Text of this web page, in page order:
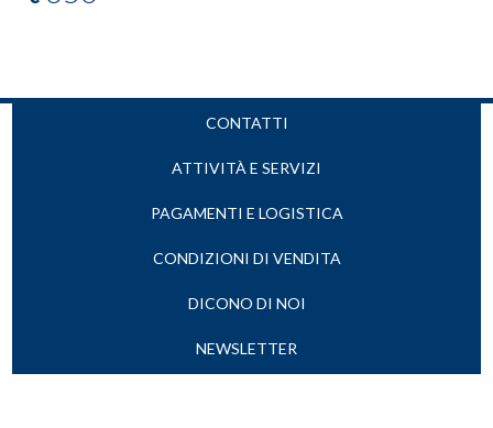
CONTATTI
ATTIVITÀ E SERVIZI
PAGAMENTI E LOGISTICA
CONDIZIONI DI VENDITA
DICONO DI NOI
NEWSLETTER